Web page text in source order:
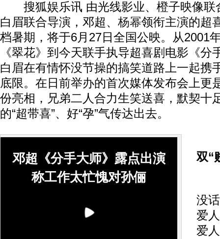
搜狐娱乐讯 由光线影业、橙子映像联
白眉联合导演，邓超、 杨幂领衔主演的超
档暑期，将于6月27日全国公映。从2001
《翠花》到今天联手执导超喜剧电影《分
白眉在有情怀没节操的搞笑道路上一起携
底限。在日前举办的首次媒体发布会上更
份亮相，兄弟二人合力生笑送喜，默契十
的“超带喜”、好“孕”气传达出去。
邓超《分手大师》露点出演
称工作太忙愧对孙俪
双“
没
爱
爱